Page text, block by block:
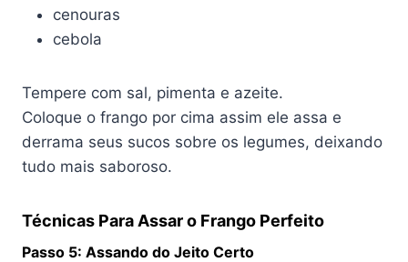
cenouras
cebola
Tempere com sal, pimenta e azeite.
Coloque o frango por cima assim ele assa e
derrama seus sucos sobre os legumes, deixando
tudo mais saboroso.
Técnicas Para Assar o Frango Perfeito
Passo 5: Assando do Jeito Certo